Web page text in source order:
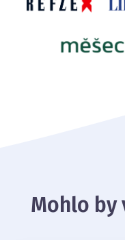
Mohlo by